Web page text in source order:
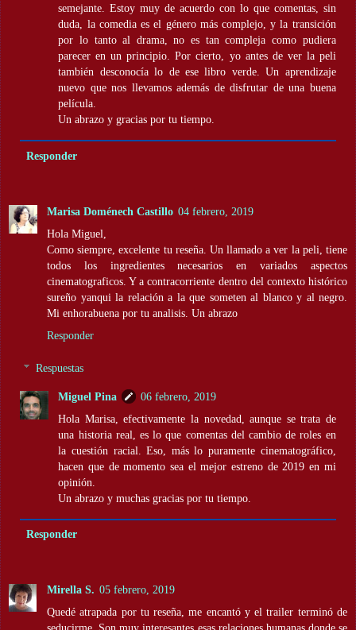
semejante. Estoy muy de acuerdo con lo que comentas, sin
duda, la comedia es el género más complejo, y la transición
por lo tanto al drama, no es tan compleja como pudiera
parecer en un principio. Por cierto, yo antes de ver la peli
también desconocía lo de ese libro verde. Un aprendizaje
nuevo que nos llevamos además de disfrutar de una buena
película.
Un abrazo y gracias por tu tiempo.
Responder
Marisa Doménech Castillo 04 febrero, 2019
Hola Miguel,
Como siempre, excelente tu reseña. Un llamado a ver la peli, tiene
todos los ingredientes necesarios en variados aspectos
cinematograficos. Y a contracorriente dentro del contexto histórico
sureño yanqui la relación a la que someten al blanco y al negro.
Mi enhorabuena por tu analisis. Un abrazo
Responder
Respuestas
Miguel Pina
06 febrero, 2019
Hola Marisa, efectivamente la novedad, aunque se trata de
una historia real, es lo que comentas del cambio de roles en
la cuestión racial. Eso, más lo puramente cinematográfico,
hacen que de momento sea el mejor estreno de 2019 en mi
opinión.
Un abrazo y muchas gracias por tu tiempo.
Responder
Mirella S. 05 febrero, 2019
Quedé atrapada por tu reseña, me encantó y el trailer terminó de